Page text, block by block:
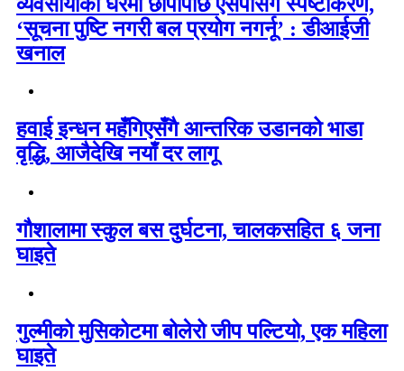
‘सूचना पुष्टि नगरी बल प्रयोग नगर्नू’ : डीआईजी
खनाल
हवाई इन्धन महँगिएसँगै आन्तरिक उडानको भाडा
वृद्धि, आजैदेखि नयाँ दर लागू
गौशालामा स्कुल बस दुर्घटना, चालकसहित ६ जना
घाइते
गुल्मीको मुसिकोटमा बोलेरो जीप पल्टियो, एक महिला
घाइते